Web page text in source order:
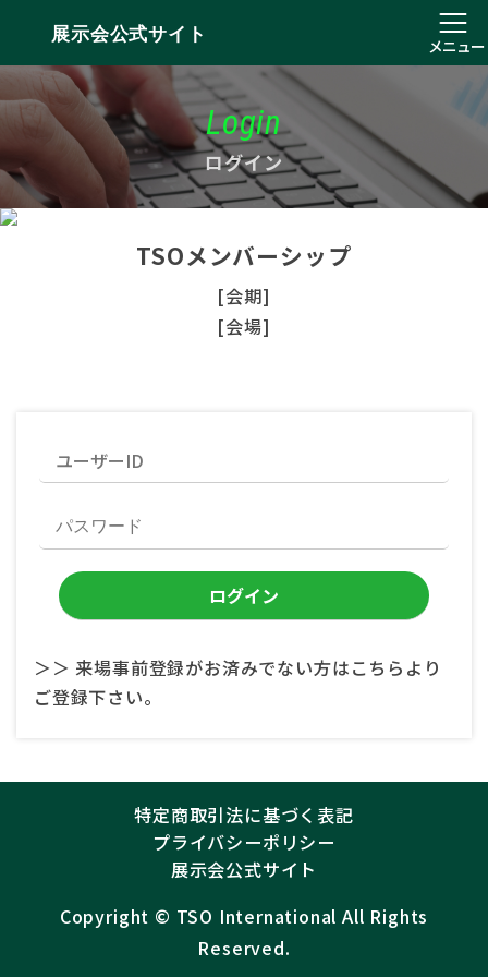
展示会公式サイト
メニュー
Login
ログイン
TSOメンバーシップ
[会期]
[会場]
＞＞ 来場事前登録がお済みでない方はこちらより
ご登録下さい。
特定商取引法に基づく表記
プライバシーポリシー
展示会公式サイト
Copyright ©︎ TSO International All Rights
Reserved.